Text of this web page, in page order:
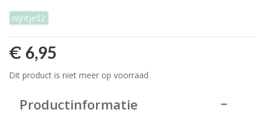
nijntje02
€ 6,95
Dit product is niet meer op voorraad
Productinformatie